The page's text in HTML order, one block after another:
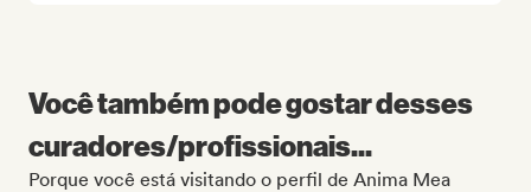
Você também pode gostar desses
curadores/profissionais...
Porque você está visitando o perfil de Anima Mea